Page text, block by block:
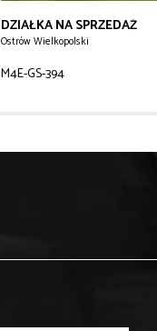
DZIAŁKA NA SPRZEDAŻ
Ostrów Wielkopolski
M4E-GS-394